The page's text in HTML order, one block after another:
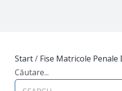
Start/ Fise Matricole
Căutare...